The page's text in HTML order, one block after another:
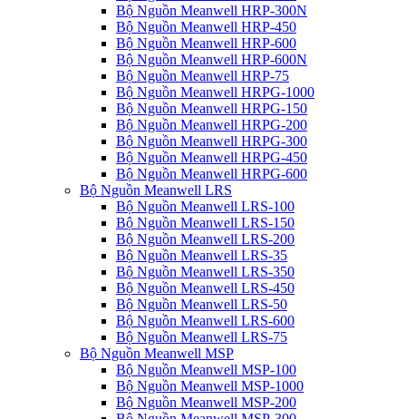
Bộ Nguồn Meanwell HRP-300N
Bộ Nguồn Meanwell HRP-450
Bộ Nguồn Meanwell HRP-600
Bộ Nguồn Meanwell HRP-600N
Bộ Nguồn Meanwell HRP-75
Bộ Nguồn Meanwell HRPG-1000
Bộ Nguồn Meanwell HRPG-150
Bộ Nguồn Meanwell HRPG-200
Bộ Nguồn Meanwell HRPG-300
Bộ Nguồn Meanwell HRPG-450
Bộ Nguồn Meanwell HRPG-600
Bộ Nguồn Meanwell LRS
Bộ Nguồn Meanwell LRS-100
Bộ Nguồn Meanwell LRS-150
Bộ Nguồn Meanwell LRS-200
Bộ Nguồn Meanwell LRS-35
Bộ Nguồn Meanwell LRS-350
Bộ Nguồn Meanwell LRS-450
Bộ Nguồn Meanwell LRS-50
Bộ Nguồn Meanwell LRS-600
Bộ Nguồn Meanwell LRS-75
Bộ Nguồn Meanwell MSP
Bộ Nguồn Meanwell MSP-100
Bộ Nguồn Meanwell MSP-1000
Bộ Nguồn Meanwell MSP-200